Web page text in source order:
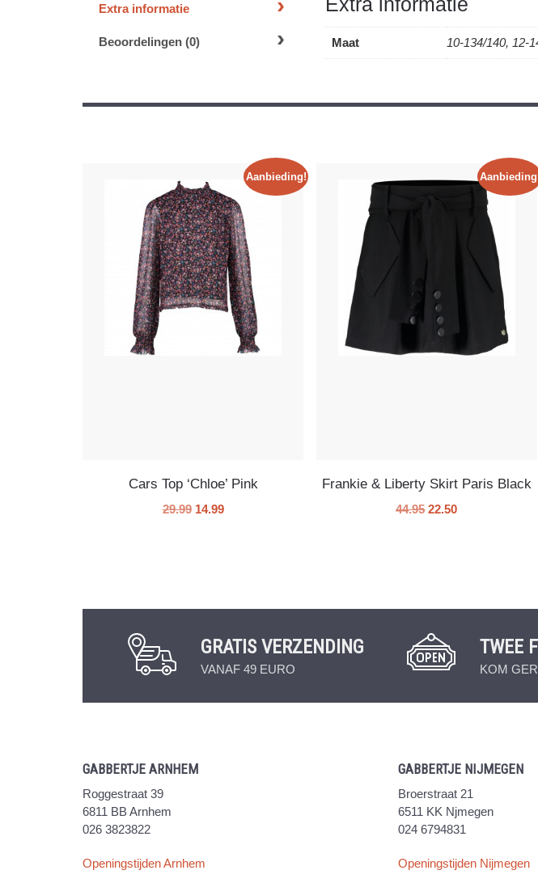
Extra informatie
Beoordelingen (0) Maat 10-134/140, 12-
Aanbieding!
Cars Top ‘Chloe’ Pink
29.99 14.99
Frankie & Liberty Skirt Paris Black
44.95 22.50
GRATIS VERZENDING
VANAF 49 EURO
TWEE
KOM
GABBERTJE ARNHEM
Roggestraat 39
6811 BB Arnhem
026 3823822
Openingstijden Arnhem
GABBERTJE NIJMEGEN
Broerstraat 21
6511 KK Njmegen
024 6794831
Openingstijden Nijmegen